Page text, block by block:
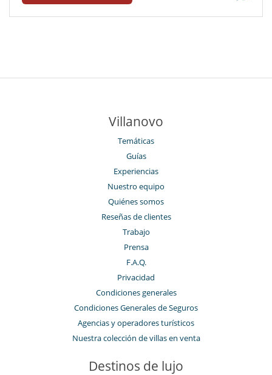
Villanovo
Temáticas
Guías
Experiencias
Nuestro equipo
Quiénes somos
Reseñas de clientes
Trabajo
Prensa
F.A.Q.
Privacidad
Condiciones generales
Condiciones Generales de Seguros
Agencias y operadores turísticos
Nuestra colección de villas en venta
Destinos de lujo